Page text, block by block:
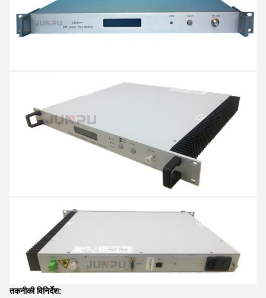
तकनीकी विनिर्देश: